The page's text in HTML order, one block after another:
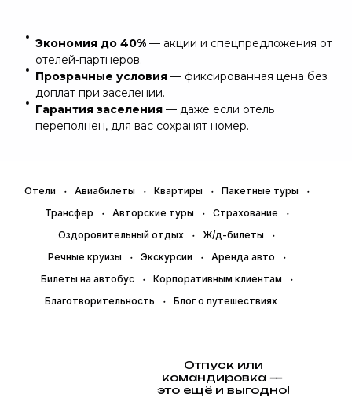
Экономия до 40% — акции и спецпредложения от
отелей-партнеров.
Прозрачные условия — фиксированная цена без
доплат при заселении.
Гарантия заселения — даже если отель
переполнен, для вас сохранят номер.
Отели Авиабилеты Квартиры
Пакетные туры
Трансфер
Авторские туры
Страхование
Оздоровительный отдых
Ж/д-билеты
Речные круизы
Экскурсии
Аренда авто
Билеты на автобус
Корпоративным клиентам
Благотворительность
Блог о путешествиях
Отпуск или
командировка —
это ещё и выгодно!